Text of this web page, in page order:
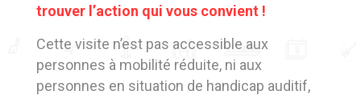
trouver l’action qui vous convient !
Cette visite n’est pas accessible aux
personnes à mobilité réduite, ni aux
personnes en situation de handicap auditif,